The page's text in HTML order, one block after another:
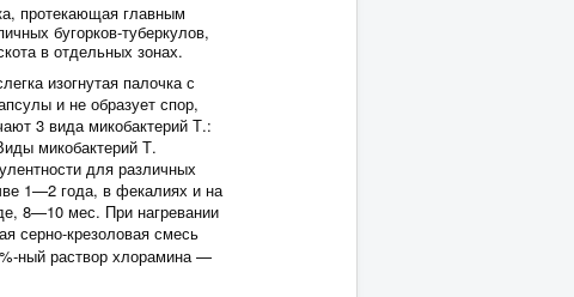
протекающая главным
бугорков-туберкулов,
в отдельных зонах.
изогнутая палочка с
и не образует спор,
3 вида микобактерий Т.:
микобактерий Т.
для различных
1—2 года, в фекалиях и на
8—10 мес. При нагревании
серно-крезоловая смесь
раствор хлорамина —